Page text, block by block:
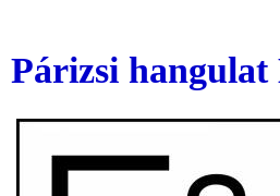
Párizsi hangulat